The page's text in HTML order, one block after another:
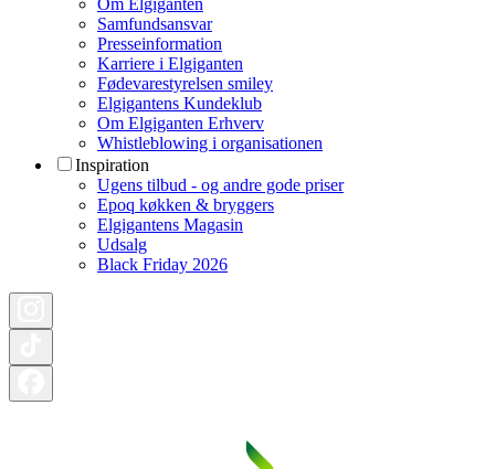
Samfundsansvar
Presseinformation
Karriere i Elgiganten
Fødevarestyrelsen smiley
Elgigantens Kundeklub
Om Elgiganten Erhverv
Whistleblowing i organisationen
Inspiration
Ugens tilbud - og andre gode priser
Epoq køkken & bryggers
Elgigantens Magasin
Udsalg
Black Friday 2026